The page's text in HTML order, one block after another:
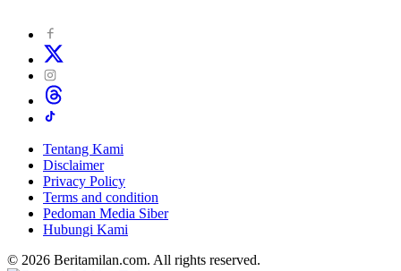
Tentang Kami
Disclaimer
Privacy Policy
Terms and condition
Pedoman Media Siber
Hubungi Kami
© 2026 Beritamilan.com. All rights reserved.